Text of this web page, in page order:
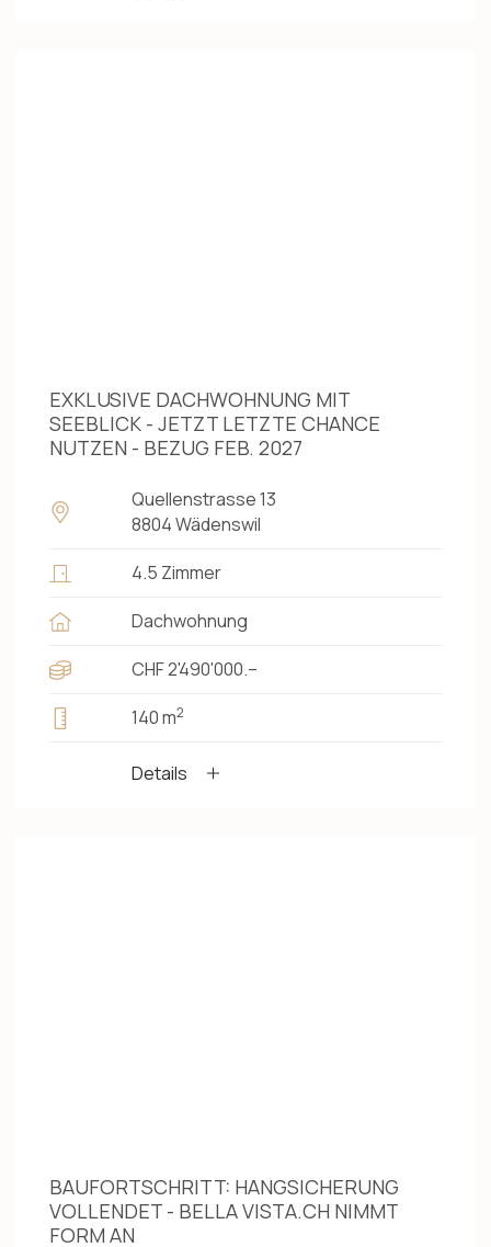
EXKLUSIVE DACHWOHNUNG MIT
SEEBLICK - JETZT LETZTE CHANCE
NUTZEN - BEZUG FEB. 2027
Quellenstrasse 13
8804 Wädenswil
4.5 Zimmer
Dachwohnung
CHF 2'490'000.–
140 m2
Details
BAUFORTSCHRITT: HANGSICHERUNG
VOLLENDET - BELLA VISTA.CH NIMMT
FORM AN